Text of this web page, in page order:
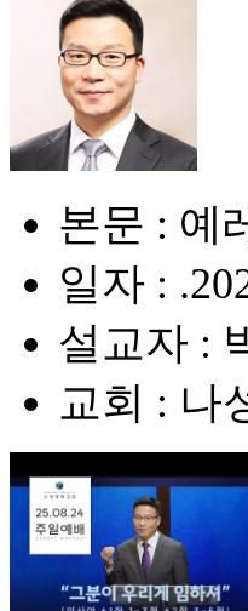
본문 : 예
일자 :
설교자 :
교회 : 나